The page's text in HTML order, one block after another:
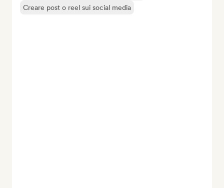
Creare post o reel sui social media